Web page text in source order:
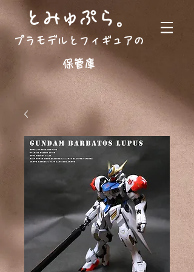
とみゅぷら 。
プラモデルとフィギュアの
保管庫